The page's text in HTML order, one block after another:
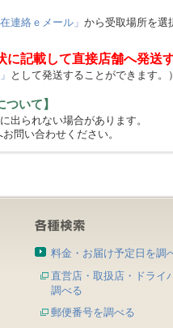
在連絡ｅメール」 から受取場所を選
記載して直接店舗へ発送
として発送することができます。）
いて】
出られない場合があります。
お問い合わせください。
料金・お届け予定日を調
直営店・取扱店・ドライ
調べる
郵便番号を調べる